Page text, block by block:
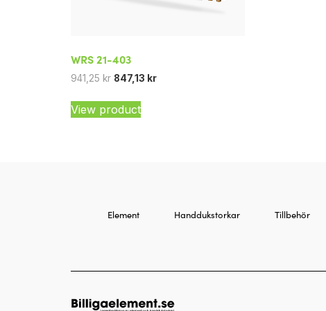
WRS 21-403
941,25 kr 847,13 kr
View product
Element Handdukstorkar Tillbehör